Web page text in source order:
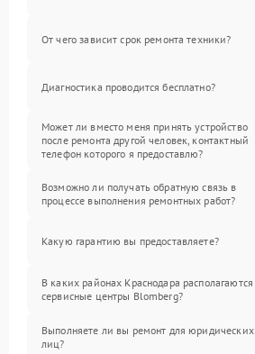
От чего зависит срок ремонта техники?
Диагностика проводится бесплатно?
Может ли вместо меня принять устройство
после ремонта другой человек, контактный
телефон которого я предоставлю?
Возможно ли получать обратную связь в
процессе выполнения ремонтных работ?
Какую гарантию вы предоставляете?
В каких районах Краснодара располагаются
сервисные центры Blomberg?
Выполняете ли вы ремонт для юридических
лиц?